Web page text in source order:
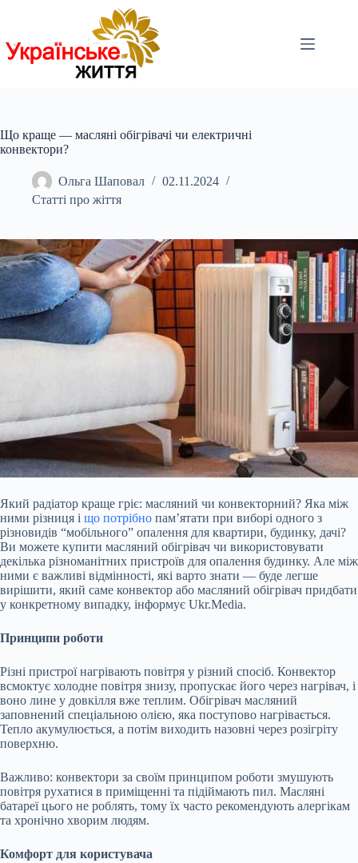
Що краще — масляні обігрівачі чи електричні
конвектори?
Ольга Шаповал
02.11.2024
Статті про жіття
Який радіатор краще гріє: масляний чи конвекторний? Яка між
ними різниця і що потрібно пам’ятати при виборі одного з
різновидів “мобільного” опалення для квартири, будинку, дачі?
Ви можете купити масляний обігрівач чи використовувати
декілька різноманітних пристроїв для опалення будинку. Але між
ними є важливі відмінності, які варто знати — буде легше
вирішити, який саме конвектор або масляний обігрівач придбати
у конкретному випадку, інформує Ukr.Media.
Принципи роботи
Різні пристрої нагрівають повітря у різний спосіб. Конвектор
всмоктує холодне повітря знизу, пропускає його через нагрівач, і
воно лине у довкілля вже теплим. Обігрівач масляний
заповнений спеціальною олією, яка поступово нагрівається.
Тепло акумулюється, а потім виходить назовні через розігріту
поверхню.
Важливо: конвектори за своїм принципом роботи змушують
повітря рухатися в приміщенні та підіймають пил. Масляні
батареї цього не роблять, тому їх часто рекомендують алергікам
та хронічно хворим людям.
Комфорт для користувача